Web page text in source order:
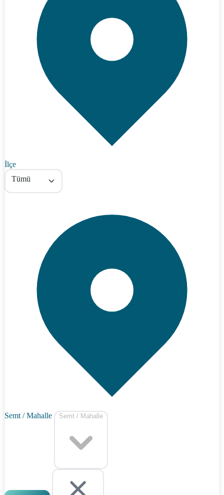
İlçe
Tümü
Semt / Mahalle Semt / Mahalle